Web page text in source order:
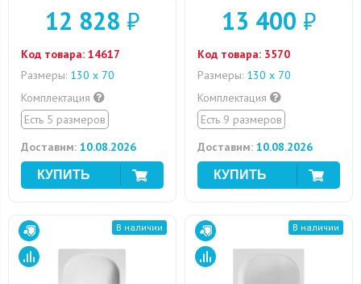
12 828 ₽
Код товара: 14617
Размеры: 130 х 70
Комплектация
Есть 5 размеров
Доставим: 10.08.2026
13 400 ₽
Код товара: 3570
Размеры: 130 х 70
Комплектация
Есть 9 размеров
Доставим: 10.08.2026
В наличии В наличии